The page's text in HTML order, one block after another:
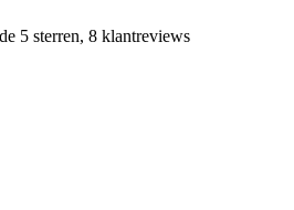
5 sterren, 8 klantreviews